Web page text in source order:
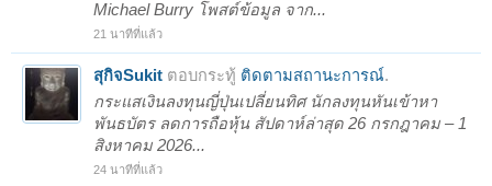
Michael Burry โพสต์ข้อมูล จาก...
21 นาทีที่แล้ว
สุกิจSukit ตอบกระทู้ ติดตามสถานะการณ์.
กระแสเงินลงทุนญี่ปุ่นเปลี่ยนทิศ นักลงทุนหันเข้าหา
พันธบัตร ลดการถือหุ้น สัปดาห์ล่าสุด 26 กรกฎาคม – 1
สิงหาคม 2026...
24 นาทีที่แล้ว